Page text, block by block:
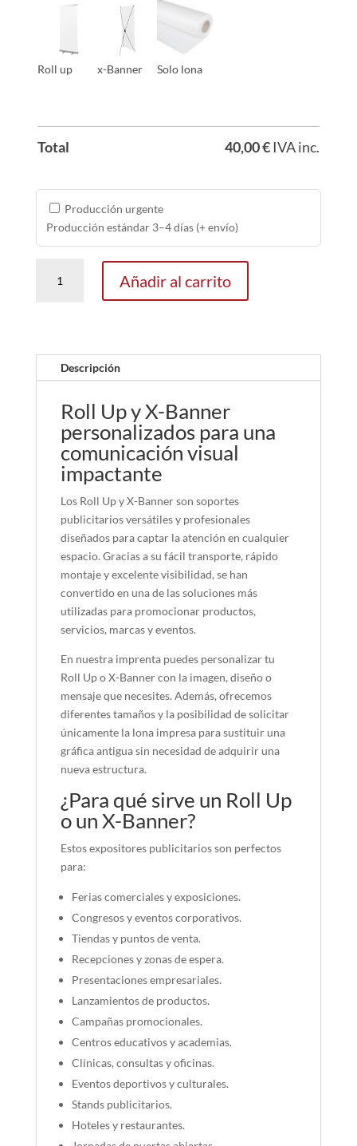
Roll up x-Banner Solo lona
Total 40,00€ IVA inc.
Producción urgente
Producción estándar 3–4 días (+ envío)
personalizados
cantidad
Añadir al carrito
Descripción
Roll Up y X-Banner
personalizados para una
comunicación visual
impactante
Los Roll Up y X-Banner son soportes
publicitarios versátiles y profesionales
diseñados para captar la atención en cualquier
espacio. Gracias a su fácil transporte, rápido
montaje y excelente visibilidad, se han
convertido en una de las soluciones más
utilizadas para promocionar productos,
servicios, marcas y eventos.
En nuestra imprenta puedes personalizar tu
Roll Up o X-Banner con la imagen, diseño o
mensaje que necesites. Además, ofrecemos
diferentes tamaños y la posibilidad de solicitar
únicamente la lona impresa para sustituir una
gráfica antigua sin necesidad de adquirir una
nueva estructura.
¿Para qué sirve un Roll Up
o un X-Banner?
Estos expositores publicitarios son perfectos
para:
Ferias comerciales y exposiciones.
Congresos y eventos corporativos.
Tiendas y puntos de venta.
Recepciones y zonas de espera.
Presentaciones empresariales.
Lanzamientos de productos.
Campañas promocionales.
Centros educativos y academias.
Clínicas, consultas y oficinas.
Eventos deportivos y culturales.
Stands publicitarios.
Hoteles y restaurantes.